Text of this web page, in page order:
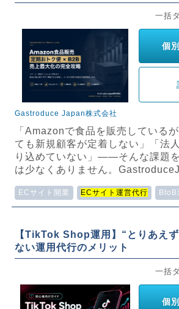
一括
個
Gastroduce Japan株式会社
「Amazonで食品を販売している
ても新規顧客が定着しない」「法
り込めていない」——そんな課題
は少なくありません。
ECサイト開業 ECサイト運営代行 BtoB
【TikTok Shop運用】“とりあえ
ない運用代行のメリット
一括
個